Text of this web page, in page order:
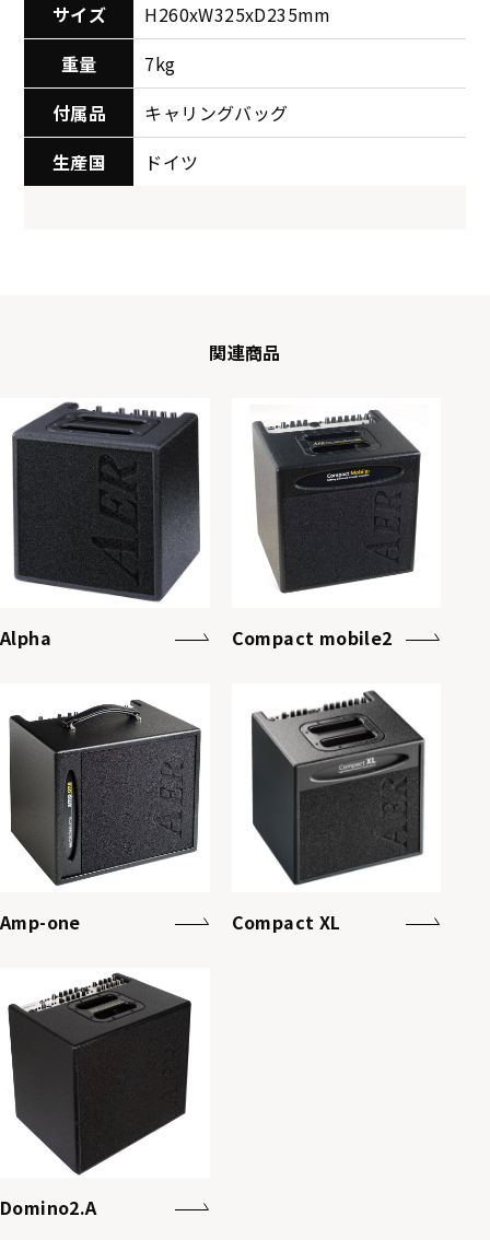
サイズ
H260xW325xD235mm
重量
7kg
付属品
キャリングバッグ
生産国
ドイツ
関連商品
Alpha Compact mobile2
Amp-one Compact XL
Domino2.A